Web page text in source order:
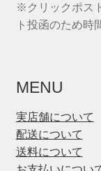
※クリックポス
ト投函のため時
MENU
実店舗について
配送について
送料について